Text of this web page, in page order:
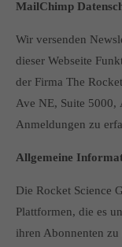
MailChimp
Wir versenden
dieser Webseite
der Firma The
Ave NE, Suite 5000,
Anmeldungen zu
Allgemeine
Die Rocket Science
Plattformen, die es
ihren Abonnenten